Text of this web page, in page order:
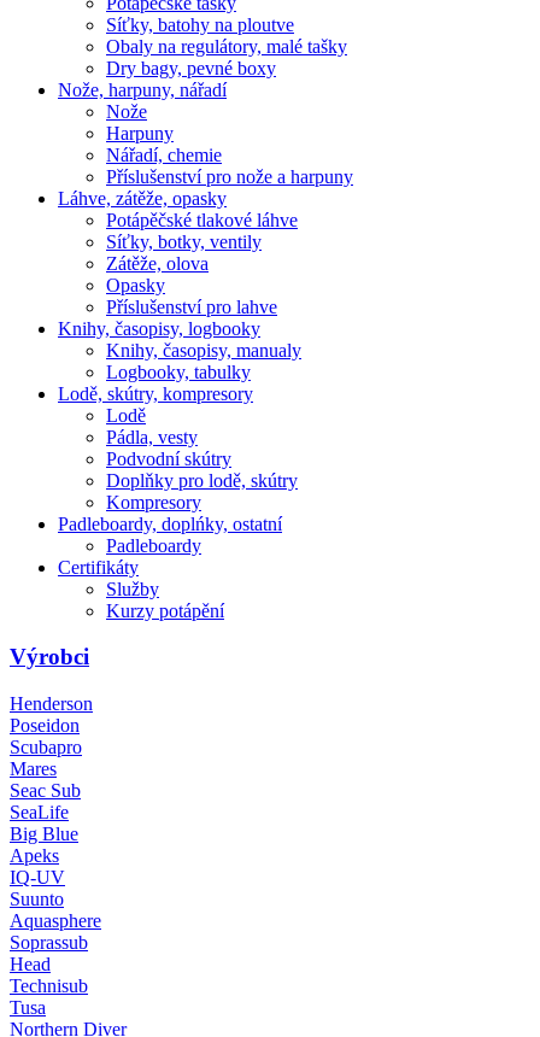
Síťky, batohy na ploutve
Obaly na regulátory, malé tašky
Dry bagy, pevné boxy
Nože, harpuny, nářadí
Nože
Harpuny
Nářadí, chemie
Příslušenství pro nože a harpuny
Láhve, zátěže, opasky
Potápěčské tlakové láhve
Síťky, botky, ventily
Zátěže, olova
Opasky
Příslušenství pro lahve
Knihy, časopisy, logbooky
Knihy, časopisy, manualy
Logbooky, tabulky
Lodě, skútry, kompresory
Lodě
Pádla, vesty
Podvodní skútry
Doplňky pro lodě, skútry
Kompresory
Padleboardy, doplńky, ostatní
Padleboardy
Certifikáty
Služby
Kurzy potápění
Výrobci
Henderson
Poseidon
Scubapro
Mares
Seac Sub
SeaLife
Big Blue
Apeks
IQ-UV
Suunto
Aquasphere
Soprassub
Head
Technisub
Tusa
Northern Diver